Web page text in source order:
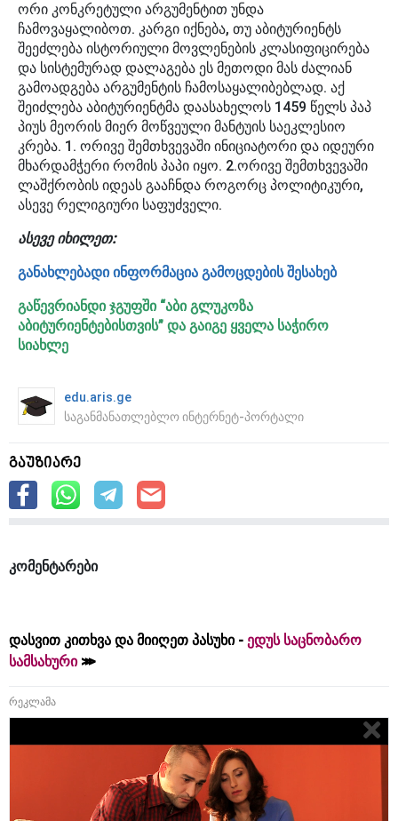
ორი კონკრეტული არგუმენტით უნდა
ჩამოვაყალიბოთ. კარგი იქნება, თუ აბიტურიენტს
შეეძლება ისტორიული მოვლენების კლასიფიცირება
და სისტემურად დალაგება ეს მეთოდი მას ძალიან
გამოადგება არგუმენტის ჩამოსაყალიბებლად. აქ
შეიძლება აბიტურიენტმა დაასახელოს 1459 წელს პაპ
პიუს მეორის მიერ მოწვეული მანტუის საეკლესიო
კრება. 1. ორივე შემთხვევაში ინიციატორი და იდეური
მხარდამჭერი რომის პაპი იყო. 2.ორივე შემთხვევაში
ლაშქრობის იდეას გააჩნდა როგორც პოლიტიკური,
ასევე რელიგიური საფუძველი.
ასევე იხილეთ:
განახლებადი ინფორმაცია გამოცდების შესახებ
გაწევრიანდი ჯგუფში “აბი გლუკოზა
აბიტურიენტებისთვის” და გაიგე ყველა საჭირო
სიახლე
edu.aris.ge
საგანმანათლებლო ინტერნეტ-პორტალი
გაუზიარე
კომენტარები
დასვით კითხვა და მიიღეთ პასუხი - ედუს საცნობარო
სამსახური
რეკლამა